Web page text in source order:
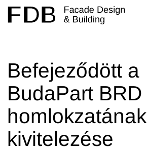
Befejeződött a
BudaPart BRD
homlokzatának
kivitelezése